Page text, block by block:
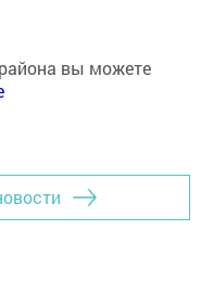
вы можете